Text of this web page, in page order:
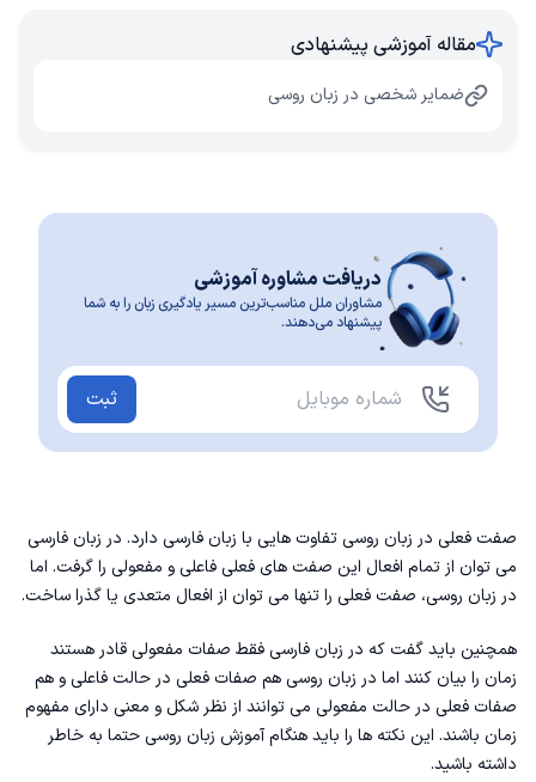
مقاله آموزشی پیشنهادی
ضمایر شخصی در زبان روسی
دریافت مشاوره آموزشی
مشاوران ملل مناسب‌ترین مسیر یادگیری زبان را به شما
پیشنهاد می‌دهند.
ثبت
صفت فعلی در زبان روسی تفاوت هایی با زبان فارسی دارد. در زبان فارسی
می توان از تمام افعال این صفت های فعلی فاعلی و مفعولی را گرفت. اما
در زبان روسی، صفت فعلی را تنها می توان از افعال متعدی یا گذرا ساخت.
همچنین باید گفت که در زبان فارسی فقط صفات مفعولی قادر هستند
زمان‌ را بیان کنند اما در زبان روسی هم صفات فعلی در حالت فاعلی و هم
صفات فعلی در حالت مفعولی می توانند از نظر شکل و معنی دارای مفهوم
زمان باشند‌. این نکته ها را باید هنگامآموزش زبان روسی حتما به خاطر
داشته باشید.